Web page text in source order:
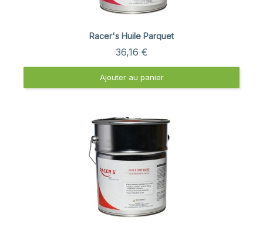
Aperçu rapide
Racer's Huile Parquet
36,16 €
Ajouter au panier